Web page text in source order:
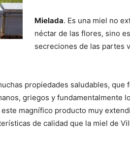
Mielada. Es una miel no
néctar de las flores, sino
secreciones de las partes
propiedades saludables, que
griegos y fundamentalmente
magnífico producto muy
de calidad que la miel de